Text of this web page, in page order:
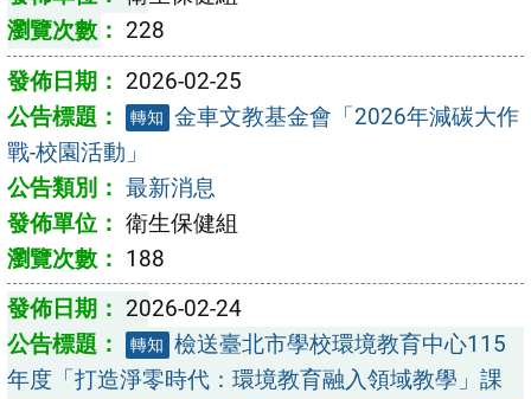
228
2026-02-25
轉知 金車文教基金會「2026年減碳大作
戰-校園活動」
最新消息
衛生保健組
188
2026-02-24
轉知 檢送臺北市學校環境教育中心115
年度「打造淨零時代：環境教育融入領域教學」課